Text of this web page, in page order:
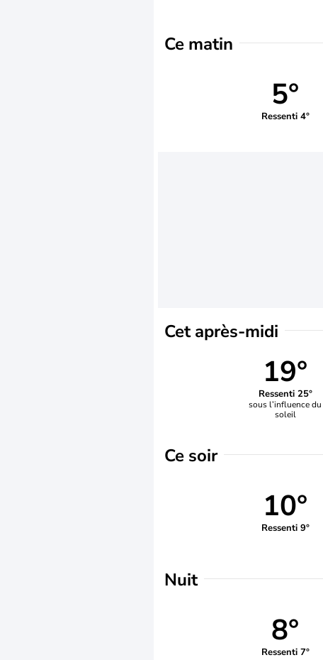
Ce matin
5°
Ressenti 4°
Cet après-midi
19°
Ressenti 25°
sous l’influence du
soleil
Ce soir
10°
Ressenti 9°
Nuit
8°
Ressenti 7°